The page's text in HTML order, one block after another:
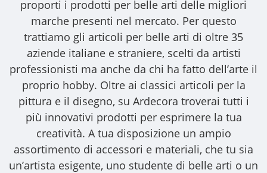
proporti i prodotti per belle arti delle migliori
marche presenti nel mercato. Per questo
trattiamo gli articoli per belle arti di oltre 35
aziende italiane e straniere, scelti da artisti
professionisti ma anche da chi ha fatto dell’arte il
proprio hobby. Oltre ai classici articoli per la
pittura e il disegno, su Ardecora troverai tutti i
più innovativi prodotti per esprimere la tua
creatività. A tua disposizione un ampio
assortimento di accessori e materiali, che tu sia
un’artista esigente, uno studente di belle arti o un